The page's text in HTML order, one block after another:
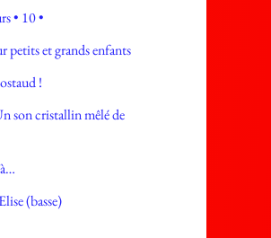
• 10 •
petits et grands enfants
!
son cristallin mêlé de
(basse)